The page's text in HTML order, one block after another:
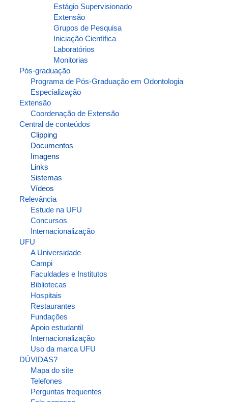
Estágio Supervisionado
Extensão
Grupos de Pesquisa
Iniciação Científica
Laboratórios
Monitorias
Pós-graduação
Programa de Pós-Graduação em Odontologia
Especialização
Extensão
Coordenação de Extensão
Central de conteúdos
Clipping
Documentos
Imagens
Links
Sistemas
Vídeos
Relevância
Estude na UFU
Concursos
Internacionalização
UFU
A Universidade
Campi
Faculdades e Institutos
Bibliotecas
Hospitais
Restaurantes
Fundações
Apoio estudantil
Internacionalização
Uso da marca UFU
DÚVIDAS?
Mapa do site
Telefones
Perguntas frequentes